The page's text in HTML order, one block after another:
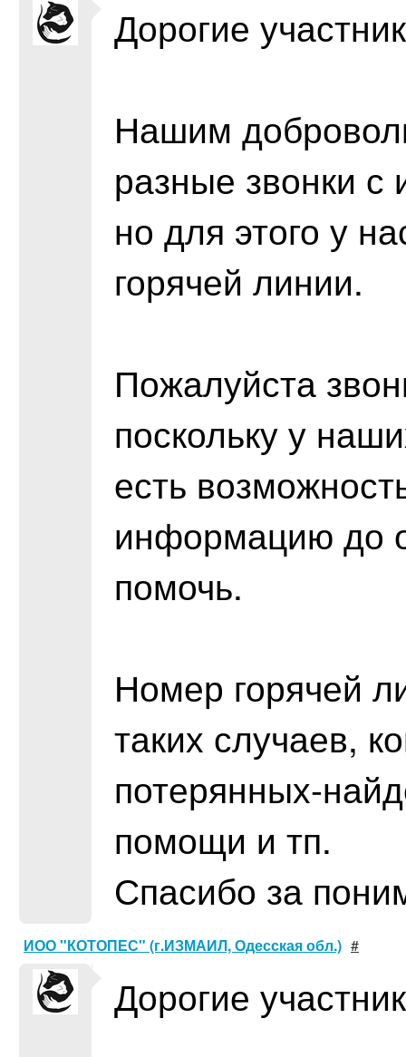
Дорогие
Нашим
разные звонки
но для этого у
горячей линии.
Пожалуйста
поскольку у
есть
информацию до
помочь.
Номер горячей
таких случаев,
потерянных-
помощи и тп.
Спасибо за
ИОО "КОТОПЕС" (г.ИЗМАИЛ, Одесская обл.) #
Дорогие